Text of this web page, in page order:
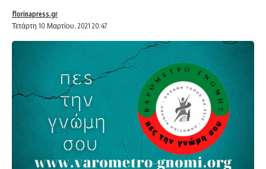
Τετάρτη 10 Μαρτίου, 2021 20:47
florinapress.gr